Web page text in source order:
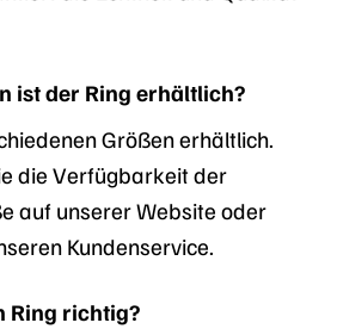
ist der Ring erhältlich?
Größen erhältlich.
die Verfügbarkeit der
auf unserer Website oder
Kundenservice.
Ring richtig?